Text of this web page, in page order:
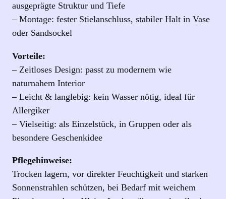
k
o
‑
O
b
j
e
t
M
e
ausgeprägte Struktur und Tiefe
– Montage: fester Stielanschluss, stabiler Halt in Vase
oder Sandsockel
Vorteile:
– Zeitloses Design: passt zu modernem wie
naturnahem Interior
– Leicht & langlebig: kein Wasser nötig, ideal für
Allergiker
– Vielseitig: als Einzelstück, in Gruppen oder als
besondere Geschenkidee
Pflegehinweise:
Trocken lagern, vor direkter Feuchtigkeit und starken
Sonnenstrahlen schützen, bei Bedarf mit weichem